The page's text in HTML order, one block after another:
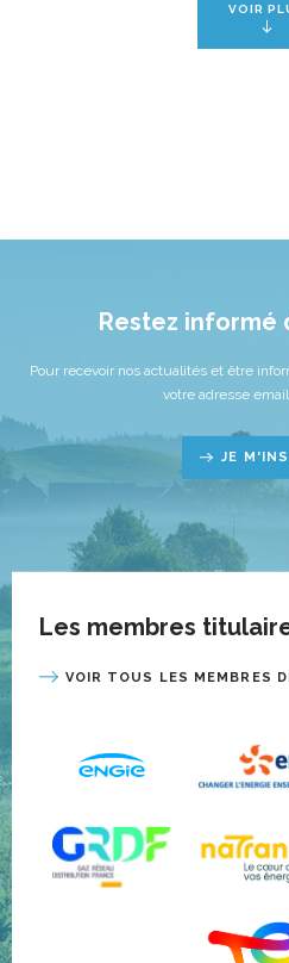
VOIR
Restez informé
Pour recevoir nos actualités et être
votre adresse
JE
Les membres
VOIR TOUS LES MEMBRES